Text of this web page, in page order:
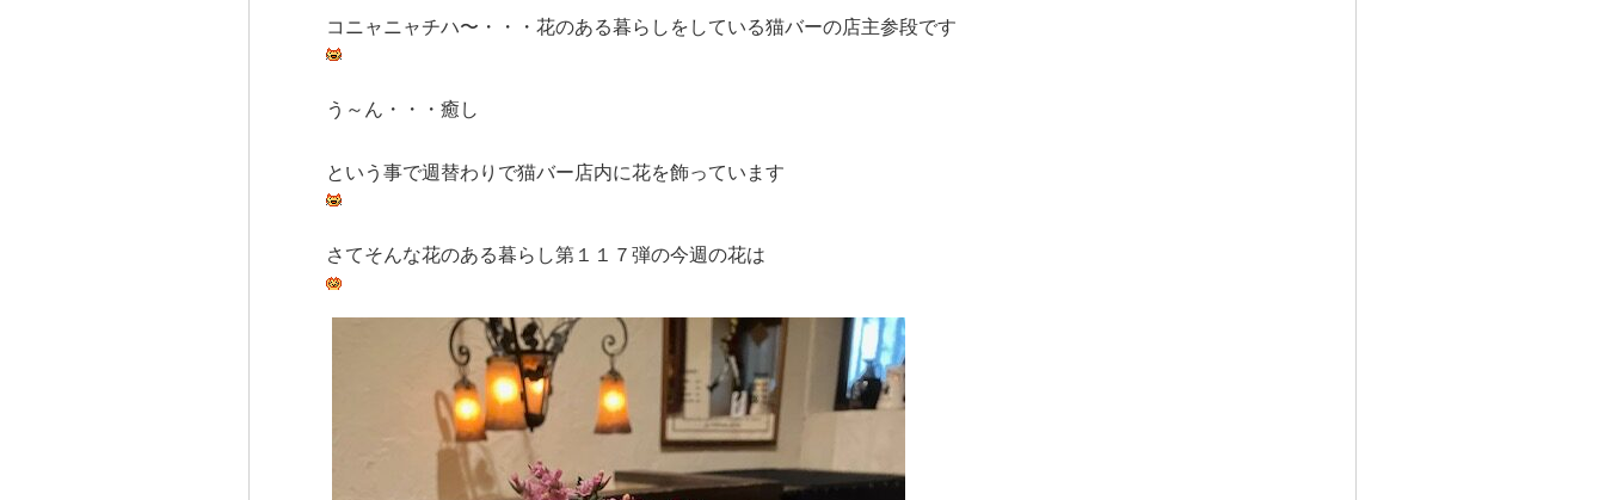
コニャニャチハ〜・・・花のある暮らしをしている猫バーの店主参段です
う～ん・・・癒し
という事で週替わりで猫バー店内に花を飾っています
さてそんな花のある暮らし第１１７弾の今週の花は